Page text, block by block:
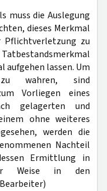
muss die Auslegung
dieses Merkmal
Pflichtverletzung zu
lassen. Um
zu wahren, sind
Vorliegen eines
gelagerten und
ohne weiteres
werden die
Nachteil
Ermittlung in
Weise in den